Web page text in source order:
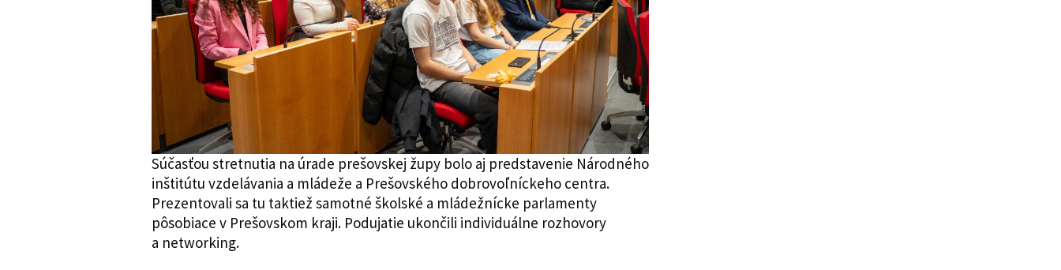
Súčasťou stretnutia na úrade prešovskej župy bolo aj predstavenie Národného
inštitútu vzdelávania a mládeže a Prešovského dobrovoľníckeho centra.
Prezentovali sa tu taktiež samotné školské a mládežnícke parlamenty
pôsobiace v Prešovskom kraji. Podujatie ukončili individuálne rozhovory
a networking.